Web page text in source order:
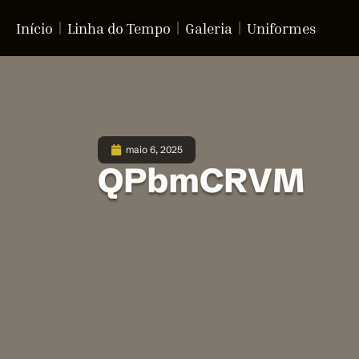
Início Linha do Tempo Galeria Uniformes
maio 6, 2025
QPbmCRVM